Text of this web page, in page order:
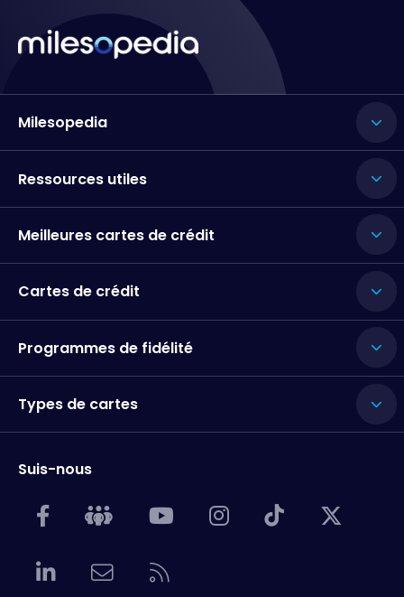
Milesopedia
Ressources utiles
Meilleures cartes de crédit
Cartes de crédit
Programmes de fidélité
Types de cartes
Suis-nous